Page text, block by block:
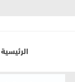
الرئيسية